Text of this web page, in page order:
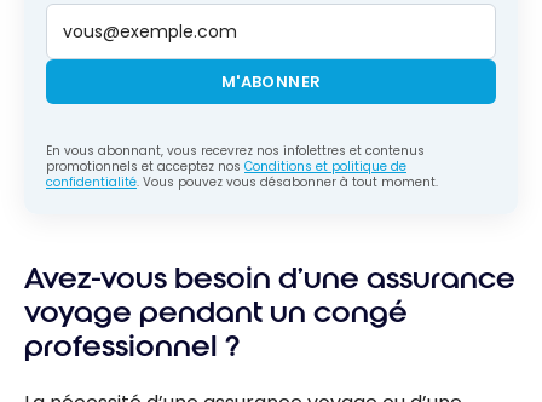
M'ABONNER
En vous abonnant, vous recevrez nos infolettres et contenus
promotionnels et acceptez nos Conditions et politique de
confidentialité. Vous pouvez vous désabonner à tout moment.
Avez-vous besoin d’une assurance
voyage pendant un congé
professionnel ?